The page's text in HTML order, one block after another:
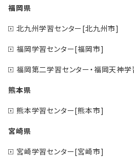
福岡県
北九州学習センター[北九州市]
福岡学習センター[福岡市]
福岡第二学習センター・福岡天神
熊本県
熊本学習センター[熊本市]
宮崎県
宮崎学習センター[宮崎市]